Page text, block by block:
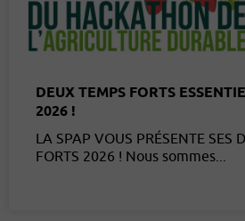
DEUX TEMPS FORTS
2026 !
LA SPAP VOUS PRÉSENTE SES
FORTS 2026 ! Nous sommes...